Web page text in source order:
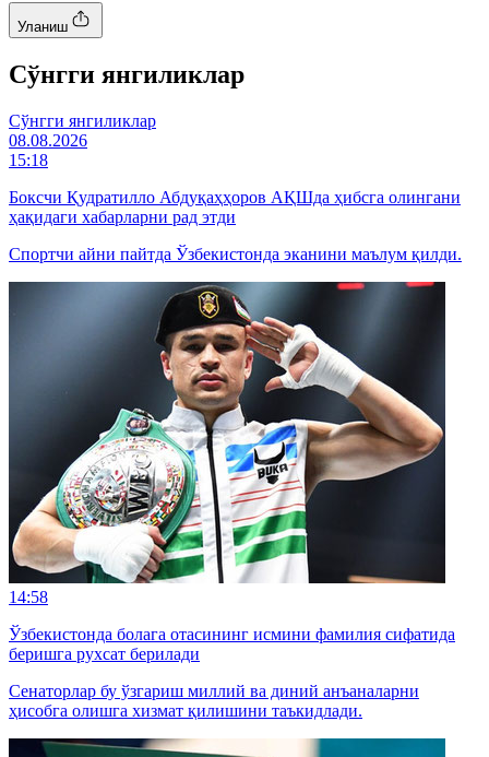
Уланиш
Cўнгги янгиликлар
Cўнгги янгиликлар
08.08.2026
15:18
Боксчи Қудратилло Абдуқаҳҳоров АҚШда ҳибсга олингани
ҳақидаги хабарларни рад этди
Спортчи айни пайтда Ўзбекистонда эканини маълум қилди.
14:58
Ўзбекистонда болага отасининг исмини фамилия сифатида
беришга рухсат берилади
Сенаторлар бу ўзгариш миллий ва диний анъаналарни
ҳисобга олишга хизмат қилишини таъкидлади.